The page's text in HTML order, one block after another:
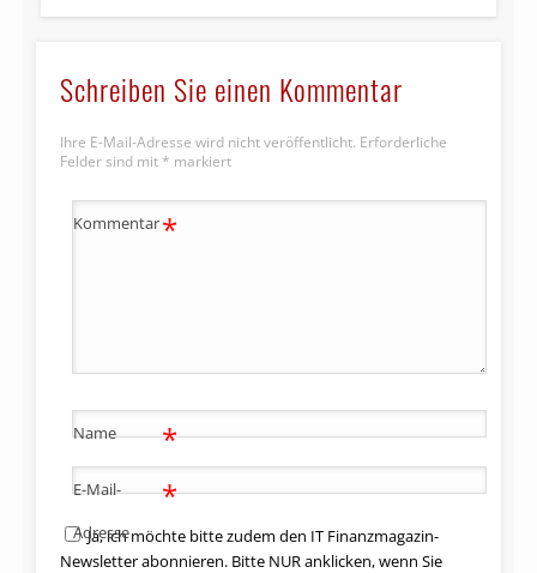
Schreiben Sie einen Kommentar
Ihre E-Mail-Adresse wird nicht veröffentlicht. Erforderliche
Felder sind mit * markiert
Kommentar*
Name *
E-Mail-
Adresse
*
Ja, ich möchte bitte zudem den IT Finanzmagazin-
Newsletter abonnieren. Bitte NUR anklicken, wenn Sie